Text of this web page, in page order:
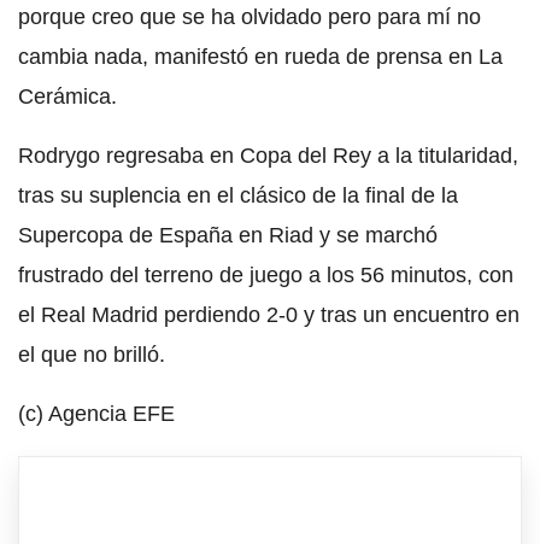
porque creo que se ha olvidado pero para mí no
cambia nada, manifestó en rueda de prensa en La
Cerámica.
Rodrygo regresaba en Copa del Rey a la titularidad,
tras su suplencia en el clásico de la final de la
Supercopa de España en Riad y se marchó
frustrado del terreno de juego a los 56 minutos, con
el Real Madrid perdiendo 2-0 y tras un encuentro en
el que no brilló.
(c) Agencia EFE